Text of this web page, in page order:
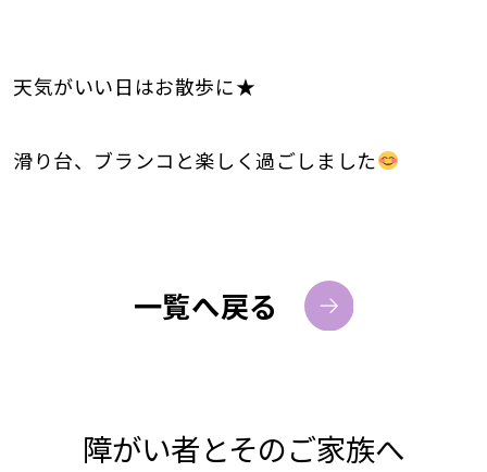
天気がいい日はお散歩に★
滑り台、ブランコと楽しく過ごしました
一覧へ戻る
障がい者とそのご家族へ